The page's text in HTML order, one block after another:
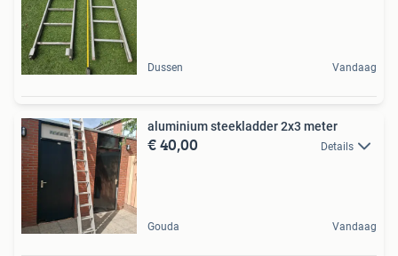
Dussen Vandaag
aluminium steekladder 2x3 meter
€ 40,00 Details
Gouda Vandaag